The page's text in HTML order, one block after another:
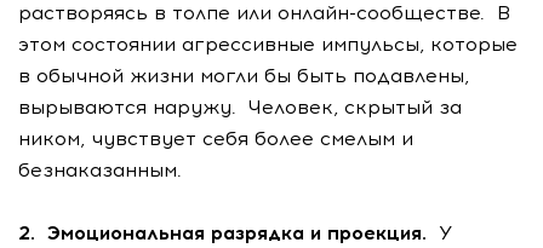
растворяясь в толпе или онлайн-сообществе. В
этом состоянии агрессивные импульсы, которые
в обычной жизни могли бы быть подавлены,
вырываются наружу. Человек, скрытый за
ником, чувствует себя более смелым и
безнаказанным.
2. Эмоциональная разрядка и проекция. У